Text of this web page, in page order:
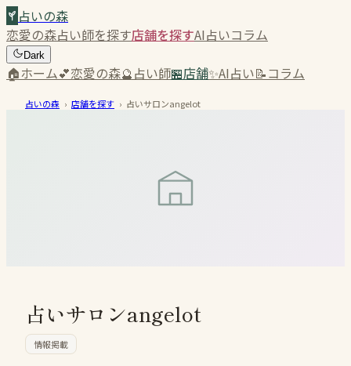
占いの森
恋愛の森占い師を探す店舗を探すAI占いコラム
Dark
🏠ホーム💕恋愛の森🔮占い師🏪店舗✨AI占い📝コラム
占いの森 › 店舗を探す › 占いサロンangelot
占いサロンangelot
情報掲載